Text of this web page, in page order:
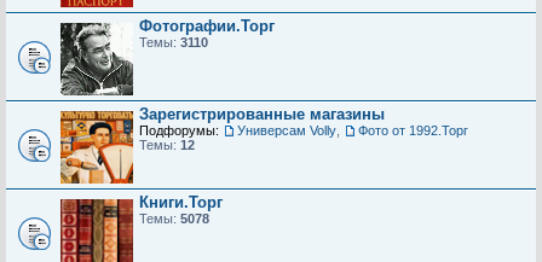
Фотографии.Торг
Темы: 3110
Зарегистрированные магазины
Подфорумы: Универсам Volly
Фото от 1992.Торг
Темы: 12
Книги.Торг
Темы: 5078